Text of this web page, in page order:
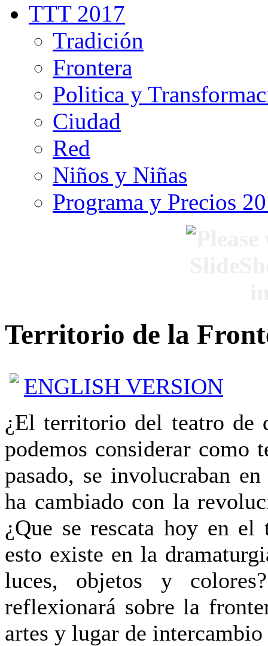
TTT 2017
Tradición
Frontera
Politica y
Ciudad
Red
Niños y Niñas
Programa y Precios
Territorio de la
ENGLISH VERSION
¿El territorio del teatro de
podemos considerar como
pasado, se involucraban
ha cambiado con la
¿Que se rescata hoy en
esto existe en la
luces, objetos y
reflexionará sobre la
artes y lugar de